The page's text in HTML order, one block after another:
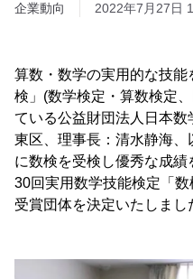
企業動向
2022年7月27日
算数・数学の実用的な技
検」(数学検定・算数検定
ている公益財団法人日本
東区、理事長：清水静海
に数検を受検し優秀な成
30回実用数学技能検定「
受賞団体を決定いたしまし